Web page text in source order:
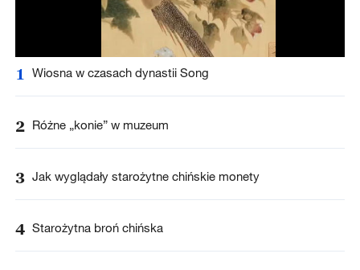
1 Wiosna w czasach dynastii Song
2 Różne „konie” w muzeum
3 Jak wyglądały starożytne chińskie monety
4 Starożytna broń chińska